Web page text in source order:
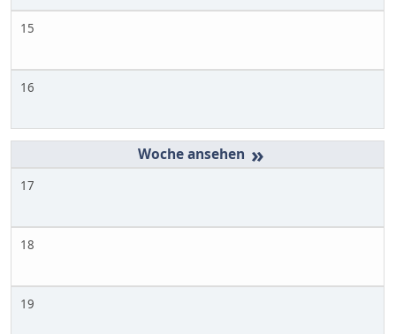
15
16
»
17
18
19